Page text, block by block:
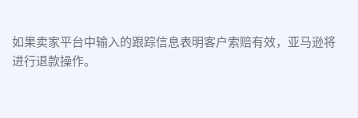
如果卖家平台中输入的跟踪信息表明客户索赔有效，亚马逊将
进行退款操作。